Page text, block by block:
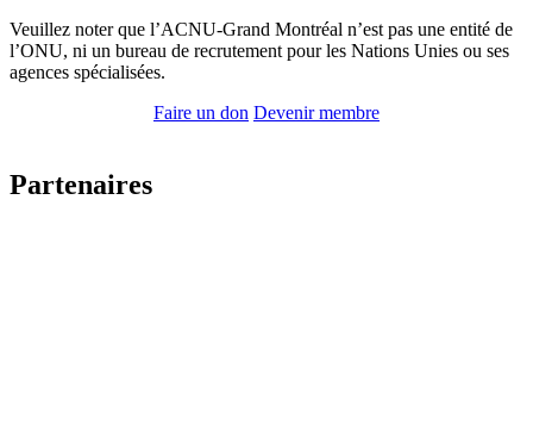
Veuillez noter que l’ACNU-Grand Montréal n’est pas une entité de
l’ONU, ni un bureau de recrutement pour les Nations Unies ou ses
agences spécialisées.
Faire un don Devenir membre
Partenaires